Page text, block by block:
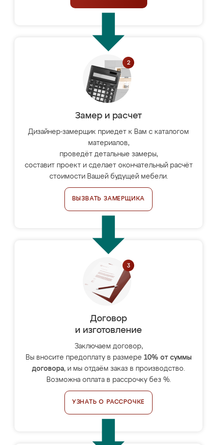
Замер и расчет
Дизайнер-замерщик приедет к Вам с каталогом
материалов,
проведёт детальные замеры,
составит проект и сделает окончательный расчёт
стоимости Вашей будущей мебели.
ВЫЗВАТЬ ЗАМЕРЩИКА
Договор
и изготовление
Заключаем договор,
Вы вносите предоплату в размере 10% от суммы
договора, и мы отдаём заказ в производство.
Возможна оплата в рассрочку без %.
УЗНАТЬ О РАССРОЧКЕ